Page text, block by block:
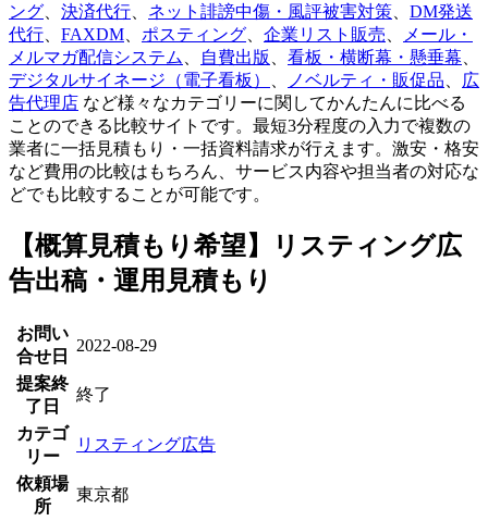
ング
決済代行 ネット誹謗中傷・風評被害対策
DM発送
代行
FAXDM ポスティング 企業リスト販売
メール・
メルマガ配信システム
自費出版 看板・横断幕・懸垂幕
デジタルサイネージ（電子看板）
ノベルティ・販促品
広
告代理店 など様々なカテゴリーに関してかんたんに比べる
ことのできる比較サイトです。最短3分程度の入力で複数の
業者に一括見積もり・一括資料請求が行えます。激安・格安
など費用の比較はもちろん、サービス内容や担当者の対応な
どでも比較することが可能です。
【概算見積もり希望】リスティング広
告出稿・運用見積もり
お問い
合せ日
2022-08-29
提案終
了日
終了
カテゴ
リー
リスティング広告
依頼場
所
東京都